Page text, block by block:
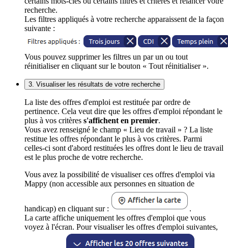
recherche.
Les filtres appliqués à votre recherche apparaissent de la façon
suivante :
Vous pouvez supprimer les filtres un par un ou tout
réinitialiser en cliquant sur le bouton « Tout réinitialiser ».
3. Visualiser les résultats de votre recherche
La liste des offres d'emploi est restituée par ordre de
pertinence. Cela veut dire que les offres d'emploi répondant le
plus à vos critères s'affichent en premier.
Vous avez renseigné le champ « Lieu de travail » ? La liste
restitue les offres répondant le plus à vos critères. Parmi
celles-ci sont d'abord restituées les offres dont le lieu de travail
est le plus proche de votre recherche.
Vous avez la possibilité de visualiser ces offres d'emploi via
Mappy (non accessible aux personnes en situation de
handicap) en cliquant sur :
.
La carte affiche uniquement les offres d'emploi que vous
voyez à l'écran. Pour visualiser les offres d'emploi suivantes,